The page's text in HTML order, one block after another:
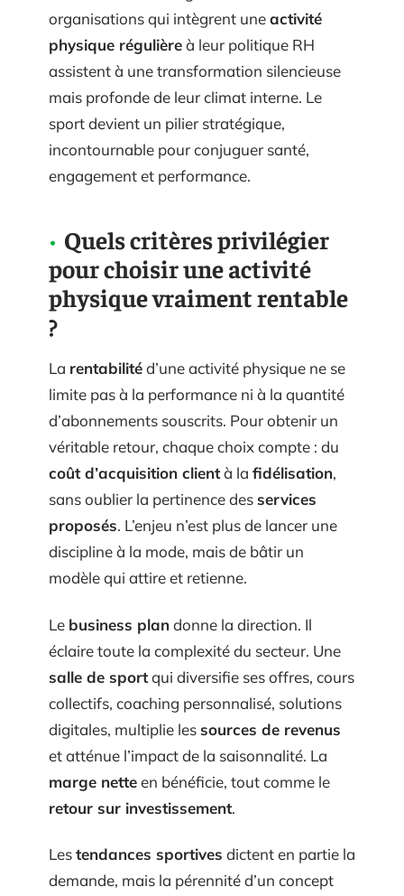
organisations qui intègrent uneactivité
physique régulièreà leur politique RH
assistent à une transformation silencieuse
mais profonde de leur climat interne. Le
sport devient un pilier stratégique,
incontournable pour conjuguer santé,
engagement et performance.
Quels critères privilégier
pour choisir une activité
physique vraiment rentable
?
La rentabilitéd’une activité physique ne se
limite pas à la performance ni à la quantité
d’abonnements souscrits. Pour obtenir un
véritable retour, chaque choix compte : du
coût d’acquisition clientà la fidélisation,
sans oublier la pertinence desservices
proposés. L’enjeu n’est plus de lancer une
discipline à la mode, mais de bâtir un
modèle qui attire et retienne.
Le business plandonne la direction. Il
éclaire toute la complexité du secteur. Une
salle de sportqui diversifie ses offres, cours
collectifs, coaching personnalisé, solutions
digitales, multiplie lessources de revenus
et atténue l’impact de la saisonnalité. La
marge netteen bénéficie, tout comme le
retour sur investissement.
Lestendances sportives dictent en partie la
demande, mais la pérennité d’un concept